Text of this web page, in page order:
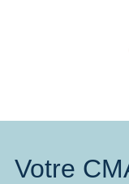
Votre